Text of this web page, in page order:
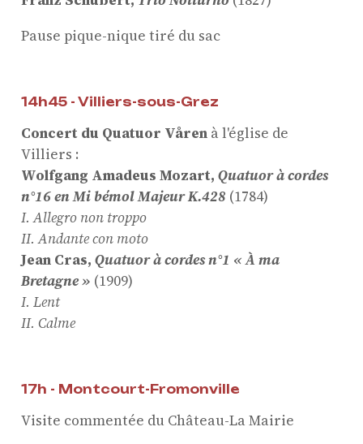
Pause pique-nique tiré du sac
14h45 - Villiers-sous-Grez
Concert du Quatuor Våren à l'église de
Villiers :
Wolfgang AmadeusMozart,Quatuor à cordes
n°16 en Mi bémol Majeur K.428 (1784)
I.Allegro non troppo
II.Andante con moto
Jean Cras,Quatuor à cordes n°1 « À ma
Bretagne » (1909)
I. Lent
II. Calme
17h - Montcourt-Fromonville
Visite commentée du Château-La Mairie